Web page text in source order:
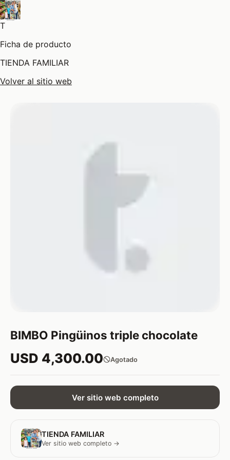
T
Ficha de producto
TIENDA FAMILIAR
Volver al sitio web
BIMBO Pingüinos triple chocolate
USD 4,300.00 Agotado
Ver sitio web completo
TIENDA FAMILIAR
Ver sitio web completo →